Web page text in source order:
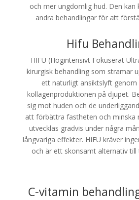
och mer ungdomlig hud. Den kan
andra behandlingar för att
Hifu
HIFU (Högintensivt Fokuserat
kirurgisk behandling som stramar
ett naturligt ansiktslyft
kollagenproduktionen på djupet.
sig mot huden och de
att förbättra fastheten och minska
utvecklas gradvis under några
långvariga effekter. HIFU kräver
och är ett skonsamt alternativ till
C-vitamin